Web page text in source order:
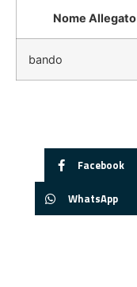
Nome Allegato
bando
Facebook
WhatsApp